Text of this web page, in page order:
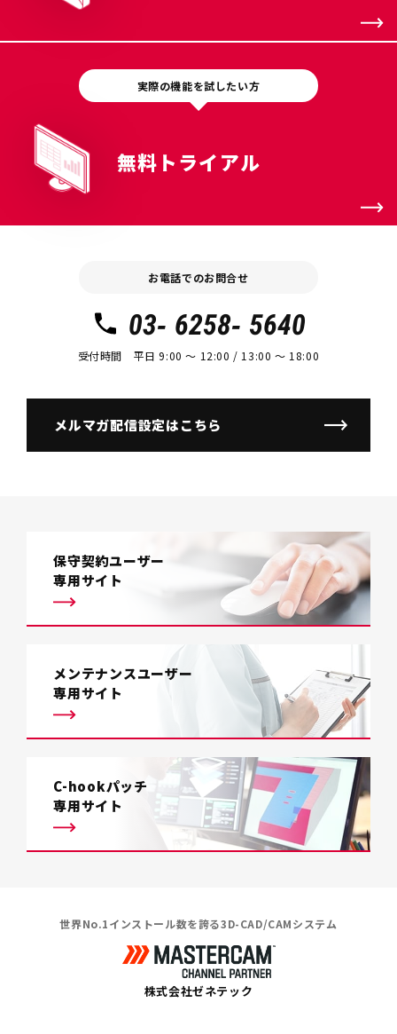
実際の機能を試したい方
無料トライアル
お電話でのお問合せ
03- 6258- 5640
受付時間 平日 9:00 〜 12:00 / 13:00 〜 18:00
メルマガ配信設定はこちら
保守契約ユーザー
専用サイト
メンテナンスユーザー
専用サイト
C-hookパッチ
専用サイト
世界No.1インストール数を誇る3D-CAD/CAMシステム
株式会社ゼネテック